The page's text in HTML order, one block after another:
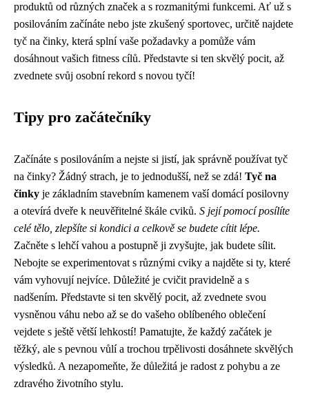
produktů od různých značek a s rozmanitými funkcemi. Ať už s
posilováním začínáte nebo jste zkušený sportovec, určitě najdete
tyč na činky, která splní vaše požadavky a pomůže vám
dosáhnout vašich fitness cílů. Představte si ten skvělý pocit, až
zvednete svůj osobní rekord s novou tyčí!
Tipy pro začátečníky
Začínáte s posilováním a nejste si jistí, jak správně používat tyč
na činky? Žádný strach, je to jednodušší, než se zdá! Tyč na
činky je základním stavebním kamenem vaší domácí posilovny
a otevírá dveře k neuvěřitelné škále cviků. S její pomocí posílíte
celé tělo, zlepšíte si kondici a celkově se budete cítit lépe.
Začněte s lehčí vahou a postupně ji zvyšujte, jak budete sílit.
Nebojte se experimentovat s různými cviky a najděte si ty, které
vám vyhovují nejvíce. Důležité je cvičit pravidelně a s
nadšením. Představte si ten skvělý pocit, až zvednete svou
vysněnou váhu nebo až se do vašeho oblíbeného oblečení
vejdete s ještě větší lehkostí! Pamatujte, že každý začátek je
těžký, ale s pevnou vůlí a trochou trpělivosti dosáhnete skvělých
výsledků. A nezapomeňte, že důležitá je radost z pohybu a ze
zdravého životního stylu.